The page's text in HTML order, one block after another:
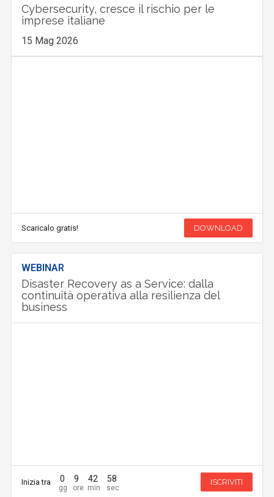
Cybersecurity, cresce il rischio per le
imprese italiane
15 Mag 2026
Scaricalo gratis! DOWNLOAD
WEBINAR
Disaster Recovery as a Service: dalla
continuità operativa alla resilienza del
business
Inizia tra 0 9 42 58 ISCRIVITI